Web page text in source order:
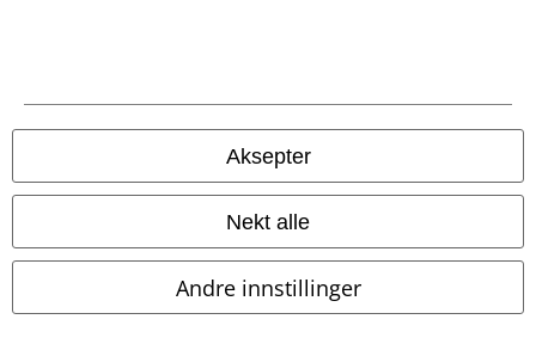
Aksepter
Nekt alle
Andre innstillinger